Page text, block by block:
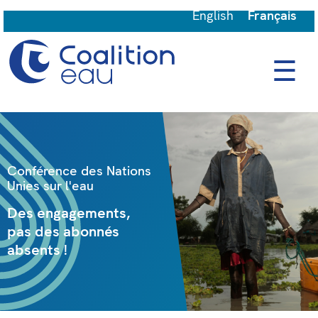
☰
Conférence des Nations
Unies sur l'eau
Des engagements,
pas des abonnés
absents !
English Français